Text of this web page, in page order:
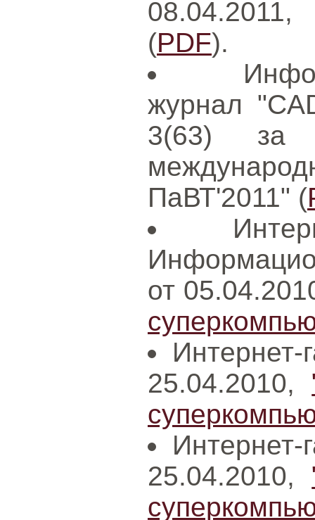
(PDF).
журнал
3(63) за
ПаВТ'2011" (
от
Интернет-
25.04.2010,
Интернет-
25.04.2010,